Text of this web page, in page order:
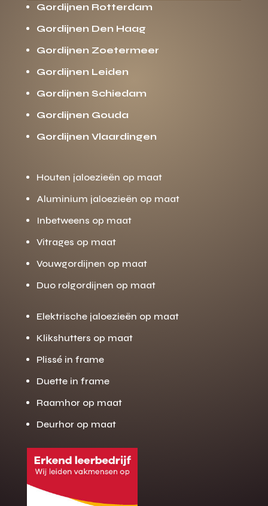
Gratis offerte
Gordijnen Rotterdam
Gordijnen Den Haag
Gordijnen Zoetermeer
Gordijnen Leiden
Gordijnen Schiedam
Gordijnen Gouda
Gordijnen Vlaardingen
Houten jaloezieën op maat
Aluminium jaloezieën op maat
Inbetweens op maat
Vitrages op maat
Vouwgordijnen op maat
Duo rolgordijnen op maat
Elektrische jaloezieën op maat
Klikshutters op maat
Plissé in frame
Duette in frame
Raamhor op maat
Deurhor op maat